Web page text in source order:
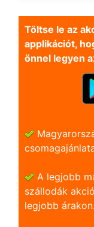
Töltse le az
applikációt,
önnel legyen
A legjobb
szállodák
legjobb árakon.